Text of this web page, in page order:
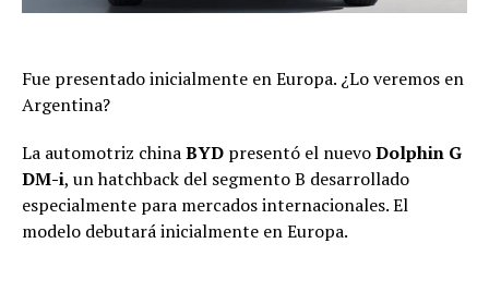
Fue presentado inicialmente en Europa. ¿Lo veremos en
Argentina?
La automotriz chinaBYD presentó el nuevoDolphin G
DM-i, un hatchback del segmento B desarrollado
especialmente para mercados internacionales. El
modelo debutará inicialmente en Europa.